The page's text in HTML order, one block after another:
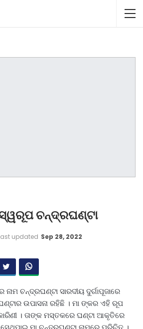
ସ୍ୱରୂପ ଚନ୍ଦ୍ରଘଣ୍ଟା
updated Sep 28, 2022
ନାମ ଚନ୍ଦ୍ରଘଣ୍ଟା ସାରଦୀୟ ଦୁର୍ଗାପୂଜାରେ
ଉପାସନା ରହିଛି । ମା ଙ୍କର ଏହି ରୂପ
। ତାଙ୍କ ମସ୍ତକରେ ଘଣ୍ଟା ଆକୃତିରେ